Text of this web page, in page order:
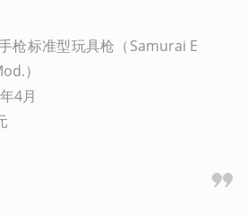
枪标准型玩具枪（Samurai E
）
4月